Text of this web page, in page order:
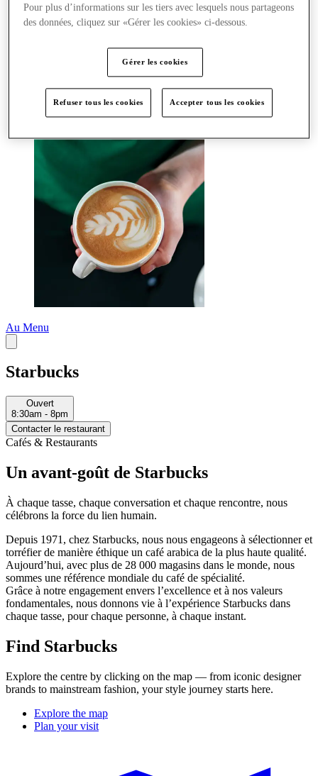
Magasins
Offres
Plus
Au Menu
Starbucks
Ouvert
8:30am - 8pm
Contacter le restaurant
Cafés & Restaurants
Un avant-goût de Starbucks
À chaque tasse, chaque conversation et chaque rencontre, nous
célébrons la force du lien humain.
Depuis 1971, chez Starbucks, nous nous engageons à sélectionner et
torréfier de manière éthique un café arabica de la plus haute qualité.
Aujourd’hui, avec plus de 28 000 magasins dans le monde, nous
sommes une référence mondiale du café de spécialité.
Grâce à notre engagement envers l’excellence et à nos valeurs
fondamentales, nous donnons vie à l’expérience Starbucks dans
chaque tasse, pour chaque personne, à chaque instant.
Find Starbucks
Explore the centre by clicking on the map — from iconic designer
brands to mainstream fashion, your style journey starts here.
Explore the map
Plan your visit
Pour plus d’informations sur les tiers avec lesquels nous partageons
des données, cliquez sur «Gérer les cookies» ci-dessous.
Gérer les cookies
Refuser tous les cookies Accepter tous les cookies